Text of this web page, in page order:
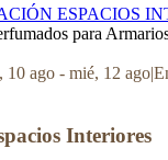
ESPACIOS
para
10 ago - mié, 12 ago|
Interiores